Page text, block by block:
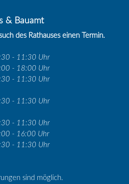
& Bauamt
des Rathauses einen Termin.
- 11:30 Uhr
- 18:00 Uhr
- 11:30 Uhr
- 11:30 Uhr
- 11:30 Uhr
- 16:00 Uhr
- 11:30 Uhr
sind möglich.